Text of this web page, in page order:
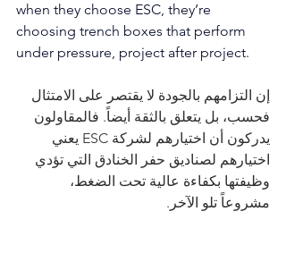
when they choose ESC, they’re
choosing trench boxes that perform
under pressure, project after project.
إن التزامهم بالجودة لا يقتصر على الامتثال
فحسب، بل يتعلق بالثقة أيضاً. فالمقاولون
يدركون أن اختيارهم لشركة ESC يعني
اختيارهم لصناديق حفر الخنادق التي تؤدي
وظيفتها بكفاءة عالية تحت الضغط،
مشروعاً تلو الآخر.